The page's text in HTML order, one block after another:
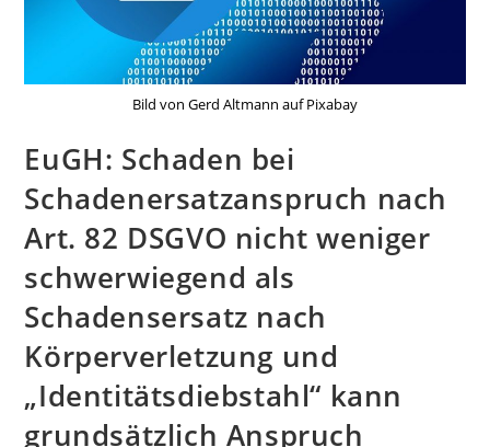
Bild von Gerd Altmann auf Pixabay
EuGH: Schaden bei
Schadenersatzanspruch nach
Art. 82 DSGVO nicht weniger
schwerwiegend als
Schadensersatz nach
Körperverletzung und
„Identitätsdiebstahl“ kann
grundsätzlich Anspruch